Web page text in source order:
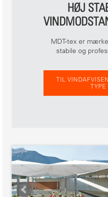
HØJ
MDT-tex er
stabile og
TIL
TYPE